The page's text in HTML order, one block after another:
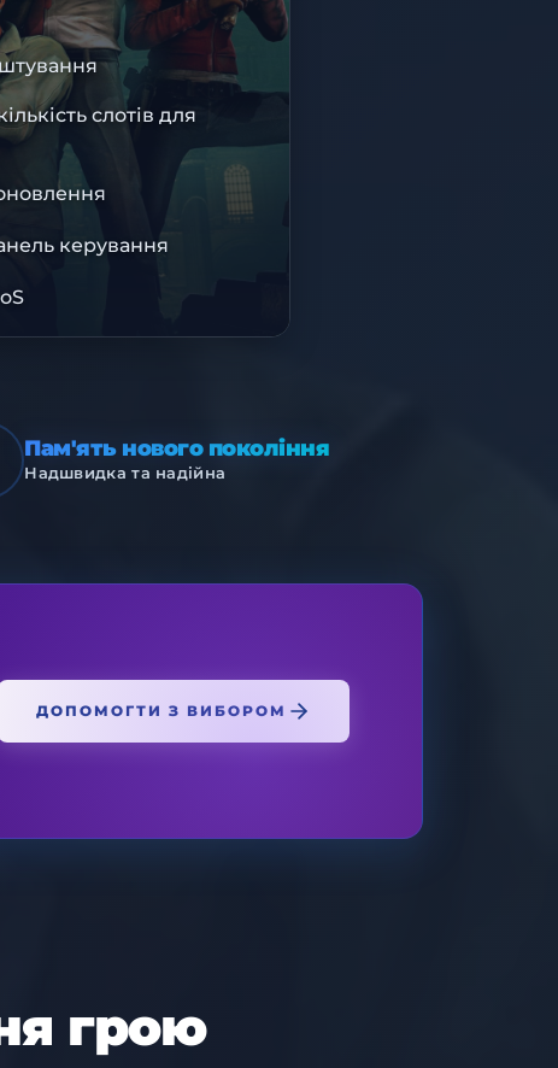
слотів для
керування
10%
Пам'ять нового покоління
Надшвидка та надійна
ДОПОМОГТИ З ВИБОРОМ
грою